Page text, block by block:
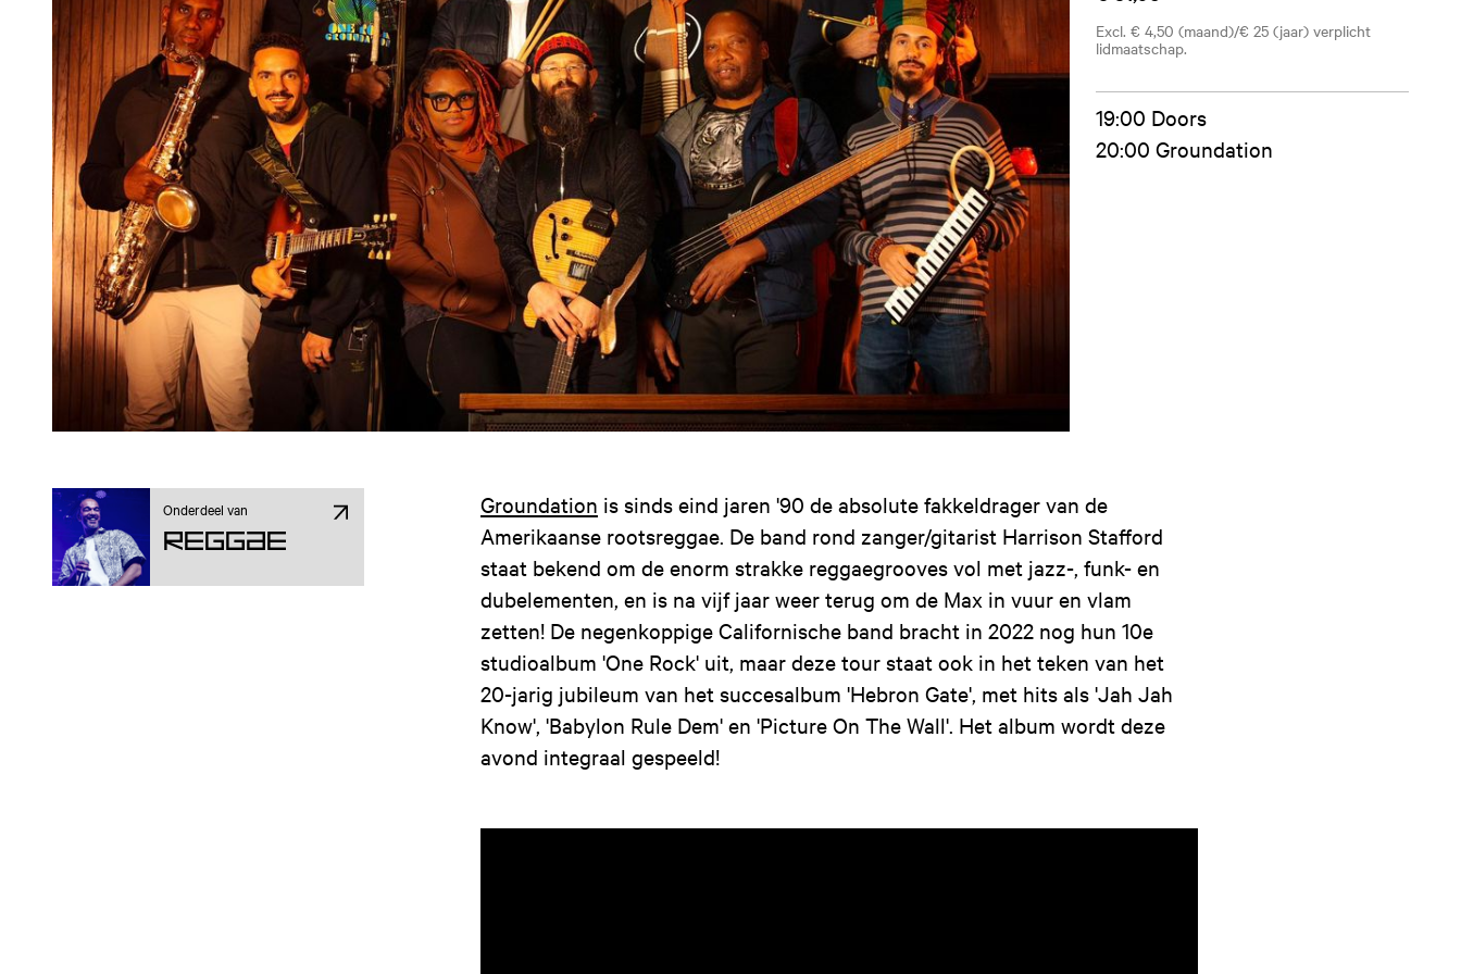
Excl. € 4,50 (maand)/€ 25 (jaar) verplicht
lidmaatschap.
19:00 Doors
20:00 Groundation
Onderdeel van
Reggae
Groundation is sinds eind jaren '90 de absolute fakkeldrager van de
Amerikaanse rootsreggae. De band rond zanger/gitarist Harrison Stafford
staat bekend om de enorm strakke reggaegrooves vol met jazz-, funk- en
dubelementen, en is na vijf jaar weer terug om de Max in vuur en vlam
zetten! De negenkoppige Californische band bracht in 2022 nog hun 10e
studioalbum 'One Rock' uit, maar deze tour staat ook in het teken van het
20-jarig jubileum van het succesalbum 'Hebron Gate', met hits als 'Jah Jah
Know', 'Babylon Rule Dem' en 'Picture On The Wall'. Het album wordt deze
avond integraal gespeeld!